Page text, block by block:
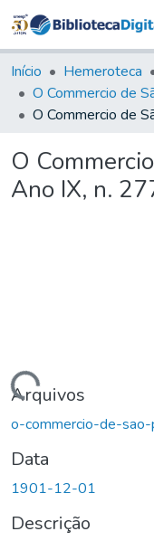
Início Hemeroteca
O Commercio de
O
Ano IX, n.
Carregando...
Arquivos
o-commercio-de-
Data
1901-12-01
Descrição